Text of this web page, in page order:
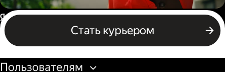
Пеший курьер
Стать курьером
Россия
Бизнесу
Пользователям